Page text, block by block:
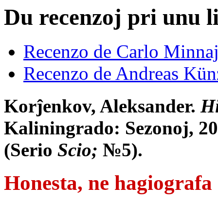
Du recenzoj pri unu
Recenzo de Carlo
Recenzo de Andreas
Korĵenkov, Aleksander.
Kaliningrado: Sezonoj,
(Serio Scio; №5).
Honesta, ne hagiografa